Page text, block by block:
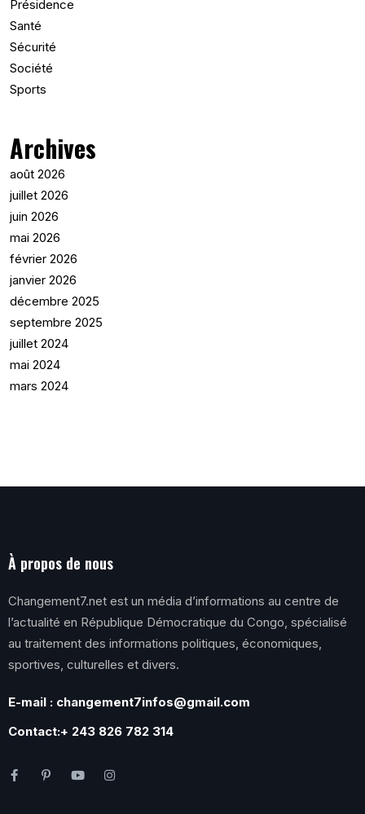
Présidence
Santé
Sécurité
Société
Sports
Archives
août 2026
juillet 2026
juin 2026
mai 2026
février 2026
janvier 2026
décembre 2025
septembre 2025
juillet 2024
mai 2024
mars 2024
À propos de nous
Changement7.net est un média d’informations au centre de
l’actualité en République Démocratique du Congo, spécialisé
au traitement des informations politiques, économiques,
sportives, culturelles et divers.
E-mail : changement7infos@gmail.com
Contact:+ 243 826 782 314